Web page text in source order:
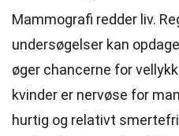
Mammografi redder liv.
undersøgelser kan
øger chancerne for
kvinder er nervøse for
hurtig og relativt